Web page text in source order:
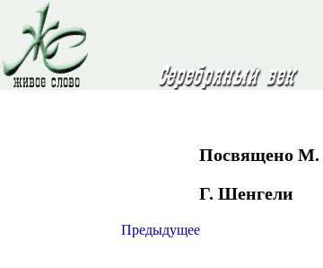
Посвящено М.
Г. Шенгели
Предыдущее